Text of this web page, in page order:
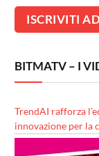
BITMATV – I
TrendAI rafforza
innovazione per la